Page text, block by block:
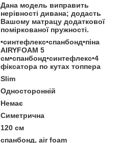
Дана модель виправить
нерівності дивана; додасть
Вашому матрацу додаткової
поміркованої пружності.
•синтефлекс•спанбонд•піна
AIRYFOAM 5
см•спанбонд•синтефлекс•4
фіксатора по кутах топпера
Slim
Односторонній
Немає
Симетрична
120 см
спанбонд, air foam